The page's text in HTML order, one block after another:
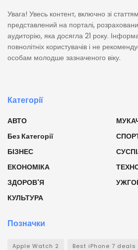
Увага! Увесь контент, включно зі
представлений на порталі,
аудиторію, яка досягла 21 року.
повнолітніх користувачів і не
особам молодше зазначеного віку.
Категорії
АВТО
Без Категорії
БІЗНЕС
ЕКОНОМІКА
ЗДОРОВ'Я
КУЛЬТУРА
Позначки
Apple Watch 2 Best iPhone 7 deals